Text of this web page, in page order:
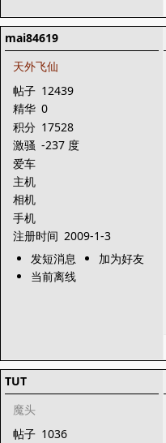
mai84619
天外飞仙
帖子 12439
精华 0
积分 17528
激骚 -237 度
爱车
主机
相机
手机
注册时间 2009-1-3
发短消息
加为好友
当前离线
TUT
魔头
帖子 1036